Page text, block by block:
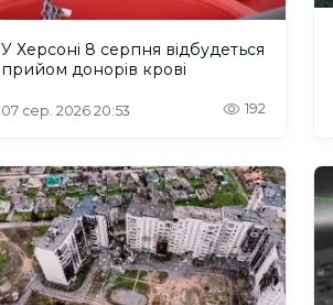
У Херсоні 8 серпня відбудеться
прийом донорів крові
07 сер. 2026 20:53 192